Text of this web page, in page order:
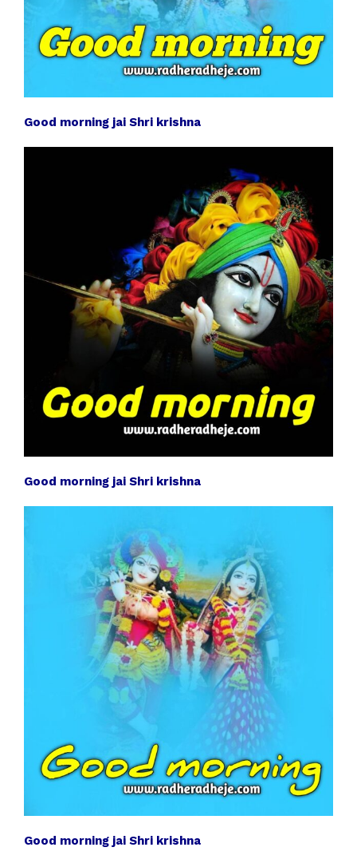
Good morning jai Shri krishna
Good morning jai Shri krishna
Good morning jai Shri krishna